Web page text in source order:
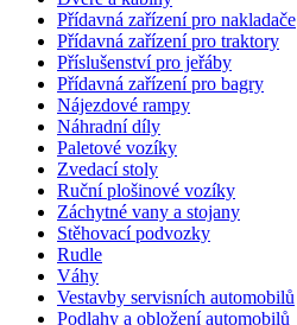
Přídavná zařízení pro nakladače
Přídavná zařízení pro traktory
Příslušenství pro jeřáby
Přídavná zařízení pro bagry
Nájezdové rampy
Náhradní díly
Paletové vozíky
Zvedací stoly
Ruční plošinové vozíky
Záchytné vany a stojany
Stěhovací podvozky
Rudle
Váhy
Vestavby servisních automobilů
Podlahy a obložení automobilů